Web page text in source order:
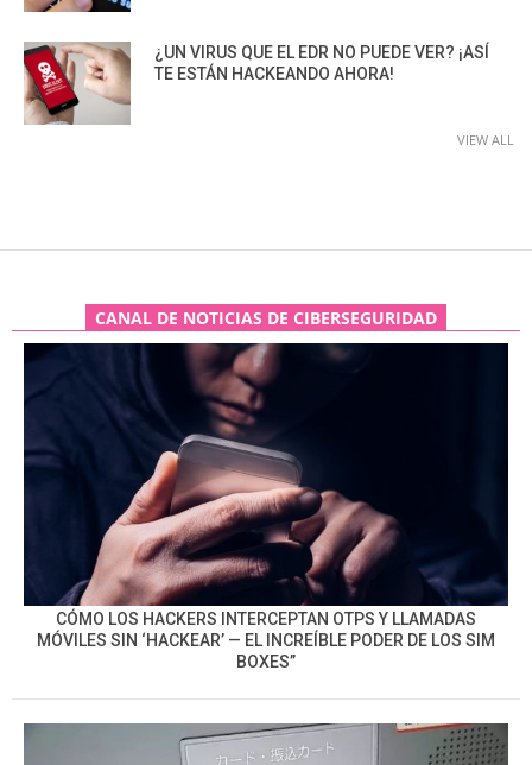
¿UN VIRUS QUE EL EDR NO PUEDE VER? ¡ASÍ
TE ESTÁN HACKEANDO AHORA!
VIEW ALL
CANAL DE NOTICIAS DE CIBERSEGURIDAD
CÓMO LOS HACKERS INTERCEPTAN OTPS Y LLAMADAS
MÓVILES SIN ‘HACKEAR’ — EL INCREÍBLE PODER DE LOS SIM
BOXES”